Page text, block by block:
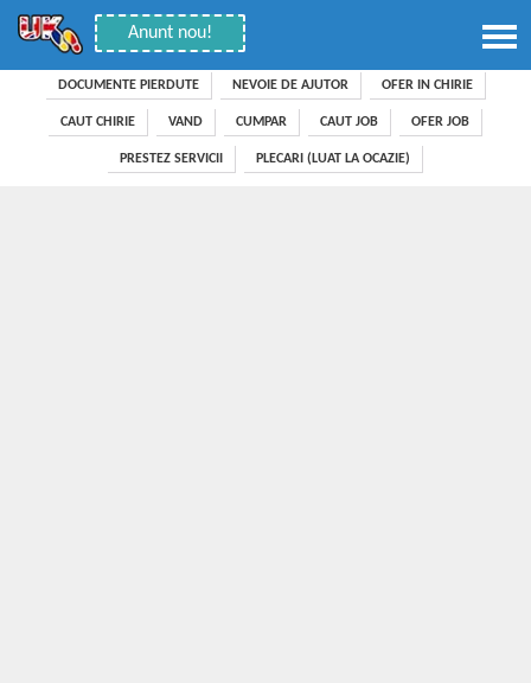
Anunt nou!
DOCUMENTE PIERDUTE NEVOIE DE AJUTOR OFER IN CHIRIE
CAUT CHIRIE VAND CUMPAR CAUT JOB OFER JOB
PRESTEZ SERVICII PLECARI (LUAT LA OCAZIE)